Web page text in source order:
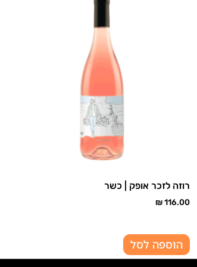
רוזה לזכר אופק | כשר
₪116.00
הוספה לסל